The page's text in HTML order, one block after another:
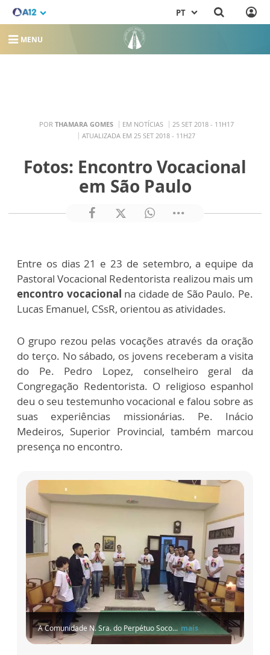
PT
MENU
POR THAMARA GOMES EM NOTÍCIAS
25 SET 2018 - 11H17
ATUALIZADA EM 25 SET 2018 - 11H27
Fotos: Encontro Vocacional
em São Paulo
Entre os dias 21 e 23 de setembro, a equipe da
Pastoral Vocacional Redentorista realizou mais um
encontro vocacional na cidade de São Paulo. Pe.
Lucas Emanuel, CSsR, orientou as atividades.
O grupo rezou pelas vocações através da oração
do terço. No sábado, os jovens receberam a visita
do Pe. Pedro Lopez, conselheiro geral da
Congregação Redentorista. O religioso espanhol
deu o seu testemunho vocacional e falou sobre as
suas experiências missionárias. Pe. Inácio
Medeiros, Superior Provincial, também marcou
presença no encontro.
A Comunidade N. Sra. do Perpétuo Soco... mais